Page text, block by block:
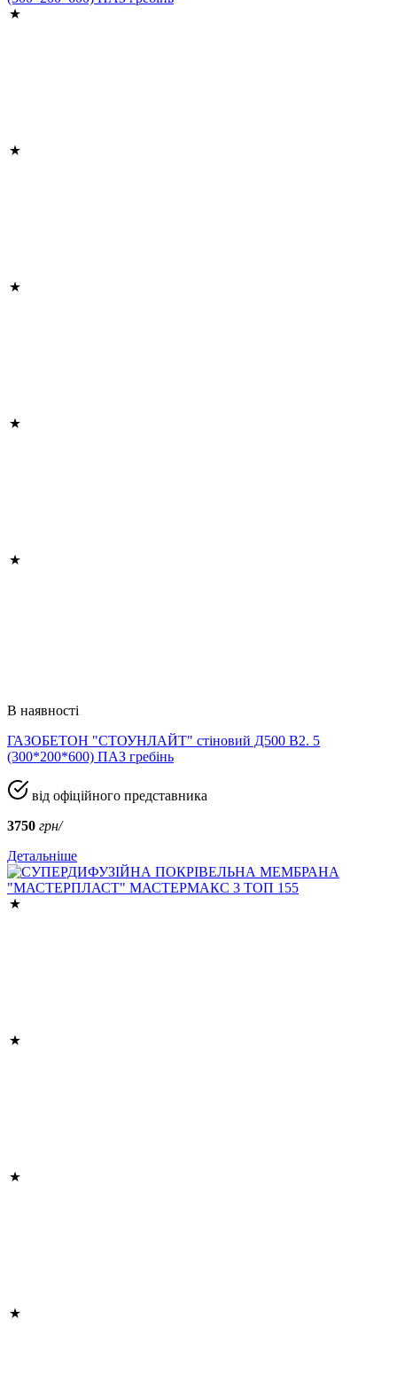
В наявності
ГАЗОБЕТОН "СТОУНЛАЙТ" стіновий Д500 В2. 5
(300*200*600) ПАЗ гребінь
від офіційного представника
3750 грн/
Детальніше